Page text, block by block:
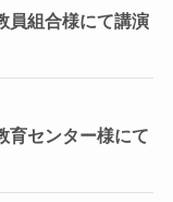
員組合様にて講演
育センター様にて